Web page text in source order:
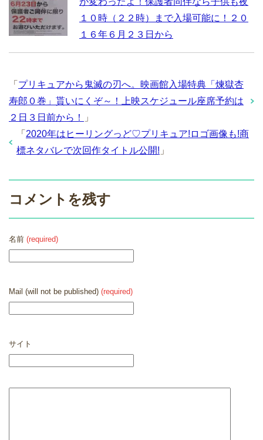
１０時（２２時）まで入場可能に！２０
１６年６月２３日から
「 プリキュアから鬼滅の刃へ。映画館入場特典「煉獄杏
寿郎０巻」貰いにくぞ～！上映スケジュール座席予約は
２日３日前から！
」
「 2020年はヒーリングっど♡プリキュア!ロゴ画像も!商
標ネタバレで次回作タイトル公開! 」
コメントを残す
名前 (required)
Mail (will not be published) (required)
サイト